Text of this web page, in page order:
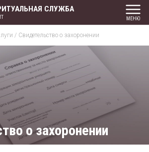
СЛУЖБА
/ Свидетельство о захоронении
о захоронении